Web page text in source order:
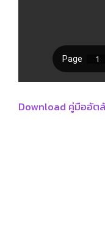
Download คู่มืออั